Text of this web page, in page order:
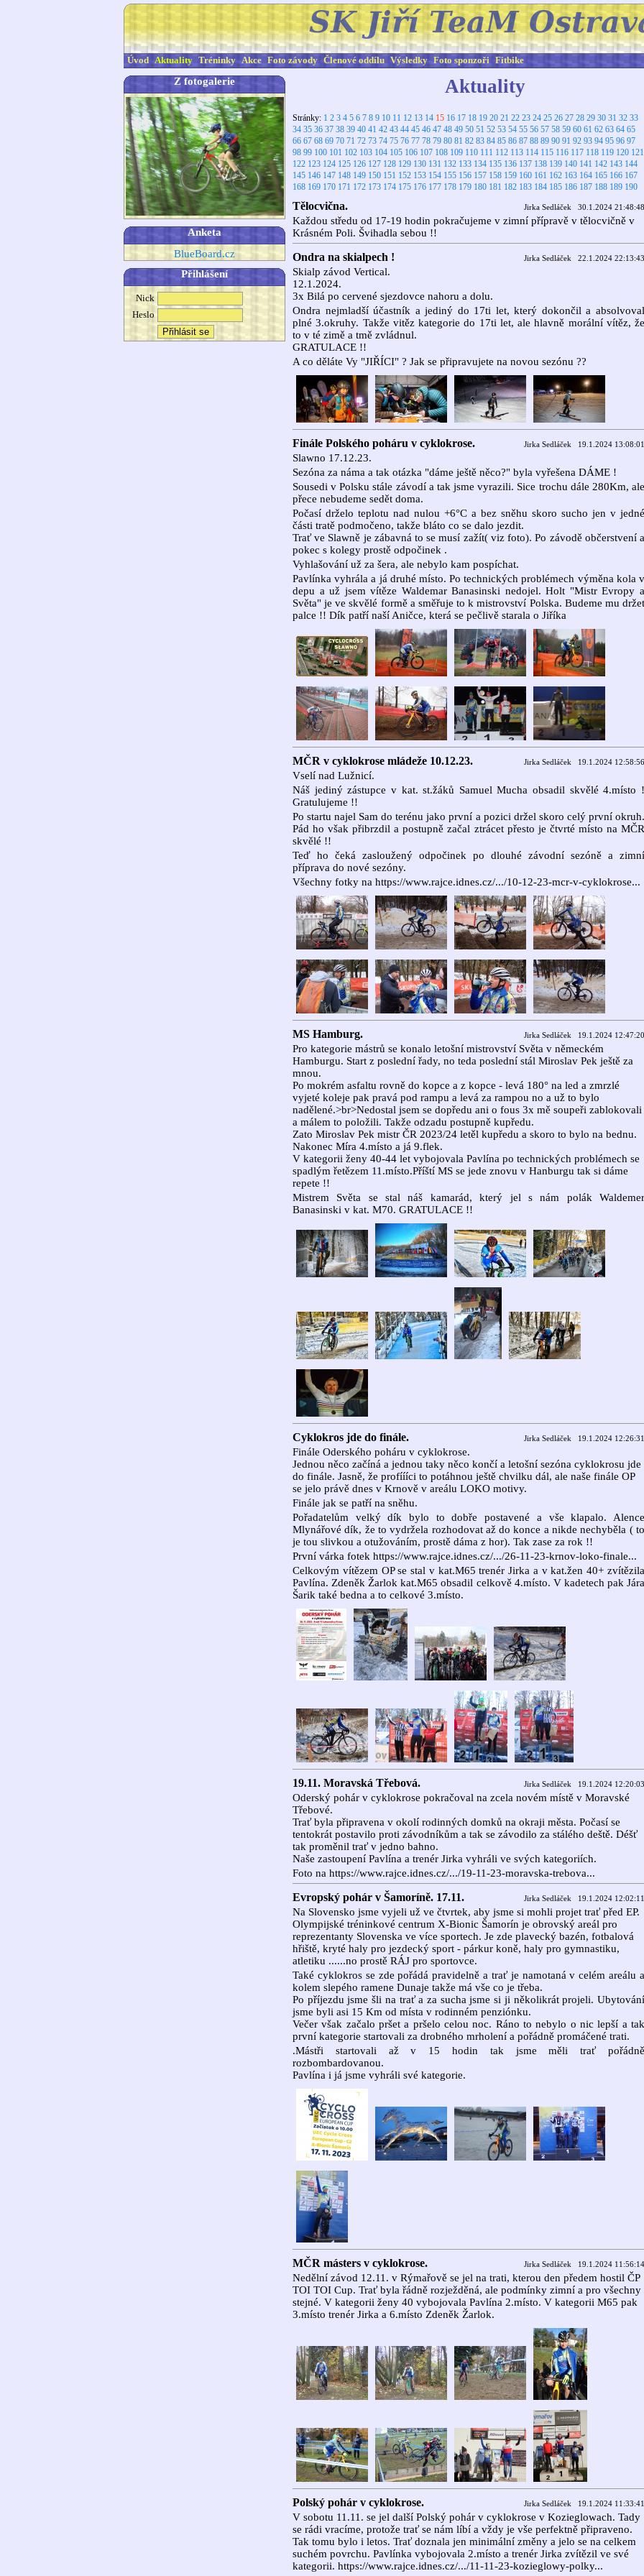
Úvod Aktuality Tréninky Akce Foto závody Členové oddílu Výsledky Foto sponzoři Fitbike
Z fotogalerie
Anketa
BlueBoard.cz
Přihlášení
Nick
Heslo
Aktuality
Stránky: 1 2 3 4 5 6 7 8 9 10 11 12 13 14 15 16 17 18 19 20 21 22 23 24 25 26 27 28 29 30 31 32 33
34 35 36 37 38 39 40 41 42 43 44 45 46 47 48 49 50 51 52 53 54 55 56 57 58 59 60 61 62 63 64 65
66 67 68 69 70 71 72 73 74 75 76 77 78 79 80 81 82 83 84 85 86 87 88 89 90 91 92 93 94 95 96 97
98 99 100 101 102 103 104 105 106 107 108 109 110 111 112 113 114 115 116 117 118 119 120 121
122 123 124 125 126 127 128 129 130 131 132 133 134 135 136 137 138 139 140 141 142 143 144
145 146 147 148 149 150 151 152 153 154 155 156 157 158 159 160 161 162 163 164 165 166 167
168 169 170 171 172 173 174 175 176 177 178 179 180 181 182 183 184 185 186 187 188 189 190
Tělocvična. Jirka Sedláček 30.1.2024 21:48:48
Každou středu od 17-19 hodin pokračujeme v zimní přípravě v tělocvičně v
Krásném Poli. Švihadla sebou !!
Ondra na skialpech ! Jirka Sedláček 22.1.2024 22:13:43
Skialp závod Vertical.
12.1.2024.
3x Bilá po cervené sjezdovce nahoru a dolu.
Ondra nejmladší účastník a jediný do 17ti let, který dokončil a absolvoval
plné 3.okruhy. Takže vitěz kategorie do 17ti let, ale hlavně morální vítěz, že
to v té zimě a tmě zvládnul.
GRATULACE !!
A co děláte Vy "JIŘÍCI" ? Jak se připravujete na novou sezónu ??
Finále Polského poháru v cyklokrose. Jirka Sedláček 19.1.2024 13:08:01
Slawno 17.12.23.
Sezóna za náma a tak otázka "dáme ještě něco?" byla vyřešena DÁME !
Sousedi v Polsku stále závodí a tak jsme vyrazili. Sice trochu dále 280Km, ale
přece nebudeme sedět doma.
Počasí drželo teplotu nad nulou +6°C a bez sněhu skoro sucho jen v jedné
části tratě podmočeno, takže bláto co se dalo jezdit.
Trať ve Slawně je zábavná to se musí zažít( viz foto). Po závodě občerstvení a
pokec s kolegy prostě odpočinek .
Vyhlašování už za šera, ale nebylo kam pospíchat.
Pavlínka vyhrála a já druhé místo. Po technických problémech výměna kola v
depu a už jsem vítěze Waldemar Banasinski nedojel. Holt "Mistr Evropy a
Světa" je ve skvělé formě a směřuje to k mistrovství Polska. Budeme mu držet
palce !! Dík patří naší Aničce, která se pečlivě starala o Jiříka
MČR v cyklokrose mládeže 10.12.23. Jirka Sedláček 19.1.2024 12:58:56
Vselí nad Lužnicí.
Náš jediný zástupce v kat. st.žáků Samuel Mucha obsadil skvělé 4.místo !
Gratulujeme !!
Po startu najel Sam do terénu jako první a pozici držel skoro celý první okruh.
Pád ho však přibrzdil a postupně začal ztrácet přesto je čtvrté místo na MČR
skvělé !!
Teď ho čeká zasloužený odpočinek po dlouhé závodní sezóně a zimní
příprava do nové sezóny.
Všechny fotky na https://www.rajce.idnes.cz/.../10-12-23-mcr-v-cyklokrose...
MS Hamburg. Jirka Sedláček 19.1.2024 12:47:20
Pro kategorie mástrů se konalo letošní mistrovství Světa v německém
Hamburgu. Start z poslední řady, no teda poslední stál Miroslav Pek ještě za
mnou.
Po mokrém asfaltu rovně do kopce a z kopce - levá 180° na led a zmrzlé
vyjeté koleje pak pravá pod rampu a levá za rampou no a už to bylo
nadělené.>br>Nedostal jsem se dopředu ani o fous 3x mě soupeři zablokovali
a málem to položili. Takže odzadu postupně kupředu.
Zato Miroslav Pek mistr ČR 2023/24 letěl kupředu a skoro to bylo na bednu.
Nakonec Míra 4.místo a já 9.flek.
V kategorii ženy 40-44 let vybojovala Pavlína po technických problémech se
spadlým řetězem 11.místo.Příští MS se jede znovu v Hanburgu tak si dáme
repete !!
Mistrem Světa se stal náš kamarád, který jel s nám polák Waldemer
Banasinski v kat. M70. GRATULACE !!
Cyklokros jde do finále. Jirka Sedláček 19.1.2024 12:26:31
Finále Oderského poháru v cyklokrose.
Jednou něco začíná a jednou taky něco končí a letošní sezóna cyklokrosu jde
do finále. Jasně, že profíííci to potáhnou ještě chvilku dál, ale naše finále OP
se jelo právě dnes v Krnově v areálu LOKO motivy.
Finále jak se patří na sněhu.
Pořadatelům velký dík bylo to dobře postavené a vše klapalo. Alence
Mlynářové dík, že to vydržela rozhodovat až do konce a nikde nechyběla ( to
je tou slivkou a otužováním, prostě dáma z hor). Tak zase za rok !!
První várka fotek https://www.rajce.idnes.cz/.../26-11-23-krnov-loko-finale...
Celkovým vítězem OP se stal v kat.M65 trenér Jirka a v kat.žen 40+ zvítězila
Pavlína. Zdeněk Žarlok kat.M65 obsadil celkově 4.místo. V kadetech pak Jára
Šarik také bedna a to celkové 3.místo.
19.11. Moravská Třebová. Jirka Sedláček 19.1.2024 12:20:03
Oderský pohár v cyklokrose pokračoval na zcela novém místě v Moravské
Třebové.
Trať byla připravena v okolí rodinných domků na okraji města. Počasí se
tentokrát postavilo proti závodníkům a tak se závodilo za stálého deště. Déšť
tak proměnil trať v jedno bahno.
Naše zastoupení Pavlína a trenér Jirka vyhráli ve svých kategoriích.
Foto na https://www.rajce.idnes.cz/.../19-11-23-moravska-trebova...
Evropský pohár v Šamoríně. 17.11. Jirka Sedláček 19.1.2024 12:02:11
Na Slovensko jsme vyjeli už ve čtvrtek, aby jsme si mohli projet trať před EP.
Olympijské tréninkové centrum X-Bionic Šamorín je obrovský areál pro
reprezentanty Slovenska ve více sportech. Je zde plavecký bazén, fotbalová
hřiště, kryté haly pro jezdecký sport - párkur koně, haly pro gymnastiku,
atletiku ......no prostě RÁJ pro sportovce.
Také cyklokros se zde pořádá pravidelně a trať je namotaná v celém areálu a
kolem slepého ramene Dunaje takže má vše co je třeba.
Po příjezdu jsme šli na trať a za sucha jsme si ji několikrát projeli. Ubytování
jsme byli asi 15 Km od místa v rodinném penziónku.
Večer však začalo pršet a pršelo celou noc. Ráno to nebylo o nic lepší a tak
první kategorie startovali za drobného mrholení a pořádně promáčené trati.
.Mástři startovali až v 15 hodin tak jsme měli trať pořádně
rozbombardovanou.
Pavlína i já jsme vyhráli své kategorie.
MČR másters v cyklokrose. Jirka Sedláček 19.1.2024 11:56:14
Nedělní závod 12.11. v Rýmařově se jel na trati, kterou den předem hostil ČP
TOI TOI Cup. Trať byla řádně rozježděná, ale podmínky zimní a pro všechny
stejné. V kategorii ženy 40 vybojovala Pavlína 2.místo. V kategorii M65 pak
3.místo trenér Jirka a 6.místo Zdeněk Žarlok.
Polský pohár v cyklokrose. Jirka Sedláček 19.1.2024 11:33:41
V sobotu 11.11. se jel další Polský pohár v cyklokrose v Kozieglowach. Tady
se rádi vracíme, protože trať se nám líbí a vždy je vše perfektně připraveno.
Tak tomu bylo i letos. Trať doznala jen minimální změny a jelo se na celkem
suchém povrchu. Pavlínka vybojovala 2.místo a trenér Jirka zvítězil ve své
kategorii. https://www.rajce.idnes.cz/.../11-11-23-kozieglowy-polky...